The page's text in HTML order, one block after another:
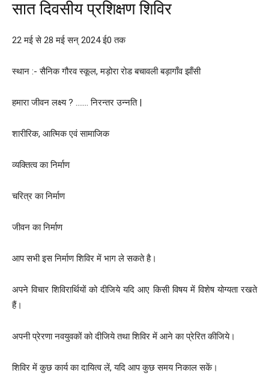
सात दिवसीय प्रशिक्षण शिविर
22 मई से 28 मई सन् 2024 ई0 तक
स्थान :- सैनिक गौरव स्कूल, मड़ोरा रोड बचावली बड़ागाँव झाँसी
हमारा जीवन लक्ष्य ? ……. निरन्तर उन्नति |
शारीरिक, आत्मिक एवं सामाजिक
व्यक्तित्व का निर्माण
चरित्र का निर्माण
जीवन का निर्माण
आप सभी इस निर्माण शिविर में भाग ले सकते है।
अपने विचार शिविरार्थियों को दीजिये यदि आए किसी विषय में विशेष योग्यता रखते
हैं।
अपनी प्रेरणा नवयुवकों को दीजिये तथा शिविर में आने का प्रेरित कीजिये।
शिविर में कुछ कार्य का दायित्व लें, यदि आप कुछ समय निकाल सकें।